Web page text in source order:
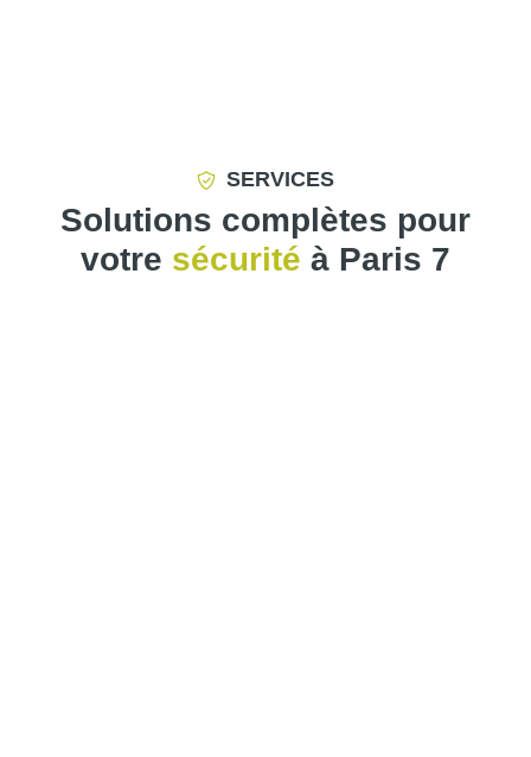
SERVICES
Solutions complètes pour
votre sécurité à Paris 7